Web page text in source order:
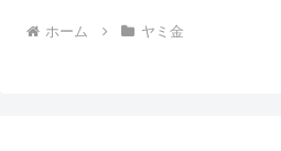
ホーム ヤミ金